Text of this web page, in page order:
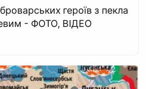
героїв з пекла
- ФОТО, ВІДЕО